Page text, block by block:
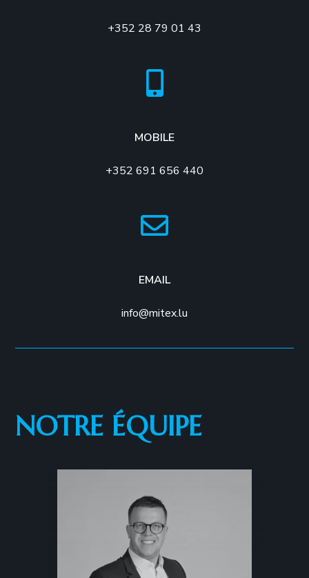
+352 28 79 01 43
MOBILE
+352 691 656 440
EMAIL
info@mitex.lu
NOTRE ÉQUIPE